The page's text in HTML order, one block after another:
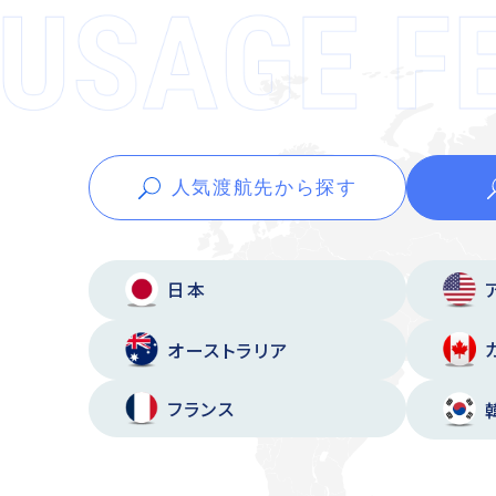
人気渡航先から探す
日本
オーストラリア
フランス